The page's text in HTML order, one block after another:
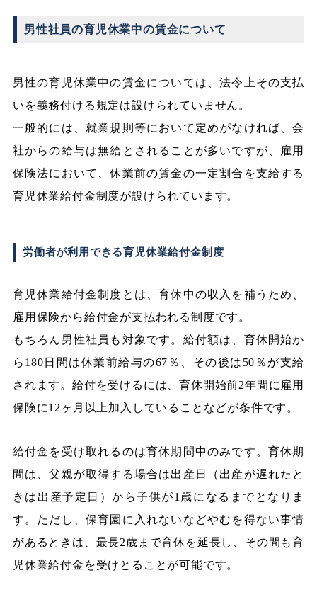
男性社員の育児休業中の賃金について
男性の育児休業中の賃金については、法令上その支払
いを義務付ける規定は設けられていません。
一般的には、就業規則等において定めがなければ、会
社からの給与は無給とされることが多いですが、雇用
保険法において、休業前の賃金の一定割合を支給する
育児休業給付金制度が設けられています。
労働者が利用できる育児休業給付金制度
育児休業給付金制度とは、育休中の収入を補うため、
雇用保険から給付金が支払われる制度です。
もちろん男性社員も対象です。給付額は、育休開始か
ら180日間は休業前給与の67％、その後は50％が支給
されます。給付を受けるには、育休開始前2年間に雇用
保険に12ヶ月以上加入していることなどが条件です。
給付金を受け取れるのは育休期間中のみです。育休期
間は、父親が取得する場合は出産日（出産が遅れたと
きは出産予定日）から子供が1歳になるまでとなりま
す。ただし、保育園に入れないなどやむを得ない事情
があるときは、最長2歳まで育休を延長し、その間も育
児休業給付金を受けとることが可能です。